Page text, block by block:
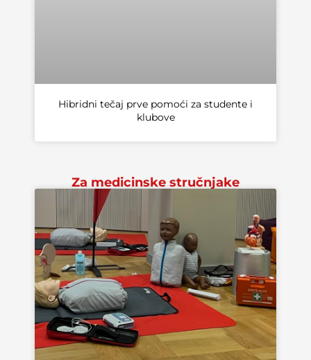
Hibridni tečaj prve pomoći za studente i
klubove
Za medicinske stručnjake